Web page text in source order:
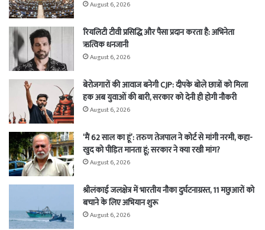
August 6, 2026
रियलिटी टीवी प्रसिद्धि और पैसा प्रदान करता है: अभिनेता
ऋत्विक धनजानी
August 6, 2026
बेरोजगारों की आवाज बनेगी CJP: दीपके बोले छात्रों को मिला
हक अब युवाओं की बारी, सरकार को देनी ही होगी नौकरी
August 6, 2026
‘मैं 62 साल का हूं’: तरुण तेजपाल ने कोर्ट से मांगी नरमी, कहा-
खुद को पीड़ित मानता हूं; सरकार ने क्या रखी मांग?
August 6, 2026
श्रीलंकाई जलक्षेत्र में भारतीय नौका दुर्घटनाग्रस्त, 11 मछुआरों को
बचाने के लिए अभियान शुरू
August 6, 2026